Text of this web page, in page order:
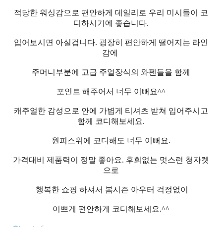
적당한 워싱감으로 편안하게 데일리로 우리 미시들이 코
디하시기에 좋습니다.
입어보시면 아실겁니다. 굉장히 편안하게 떨어지는 라인
감에
주머니부분에 고급 주얼장식의 와펜들을 함께
포인트 해주어서 너무 이뻐요^^
캐주얼한 감성으로 안에 가볍게 티셔츠 받쳐 입어주시고
함께 코디해보세요.
원피스위에 코디해도 너무 이뻐요.
가격대비 제품력이 정말 좋아요. 후회없는 멋스런 청자켓
으로
행복한 쇼핑 하셔서 봄시즌 아우터 걱정없이
이쁘게 편안하게 코디해보세요.^^